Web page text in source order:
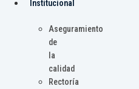
Institucional
Aseguramiento
de
la
calidad
Rectoría